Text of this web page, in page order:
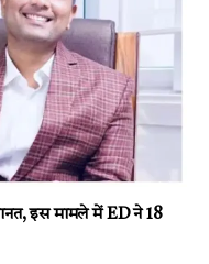
इस मामले में ED ने 18